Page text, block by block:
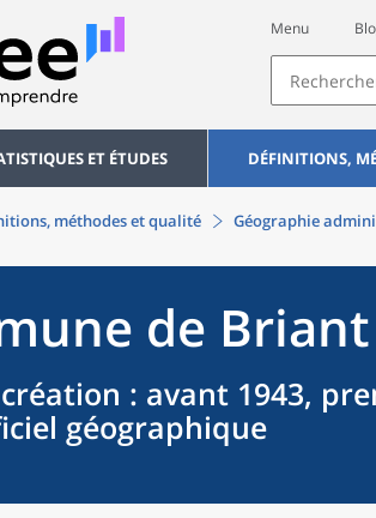
Menu
ET ÉTUDES DÉFINITIONS,
méthodes et qualité Géographie
de Briant
: avant 1943,
géographique